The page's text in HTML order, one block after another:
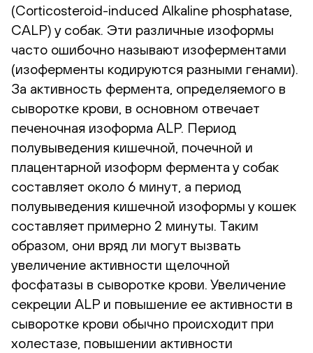
(Corticosteroid-induced Alkaline phosphatase,
CALP) у собак. Эти различные изоформы
часто ошибочно называют изоферментами
(изоферменты кодируются разными генами).
За активность фермента, определяемого в
сыворотке крови, в основном отвечает
печеночная изоформа ALP. Период
полувыведения кишечной, почечной и
плацентарной изоформ фермента у собак
составляет около 6 минут, а период
полувыведения кишечной изоформы у кошек
составляет примерно 2 минуты. Таким
образом, они вряд ли могут вызвать
увеличение активности щелочной
фосфатазы в сыворотке крови. Увеличение
секреции ALP и повышение ее активности в
сыворотке крови обычно происходит при
холестазе, повышении активности